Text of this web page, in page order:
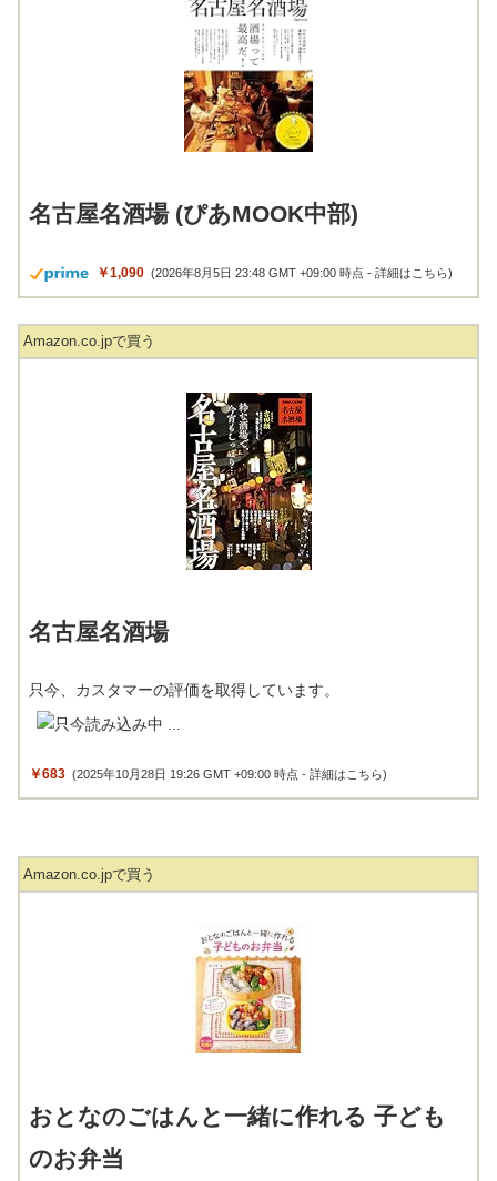
名古屋名酒場 (ぴあMOOK中部)
￥1,090 (2026年8月5日 23:48 GMT +09:00 時点 -詳細はこちら)
Amazon.co.jpで買う
名古屋名酒場
只今、カスタマーの評価を取得しています。
のお弁当